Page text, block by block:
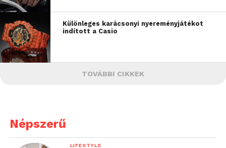
Különleges karácsonyi nyereményjátékot
indított a Casio
TOVÁBBI CIKKEK
Népszerű
LIFESTYLE